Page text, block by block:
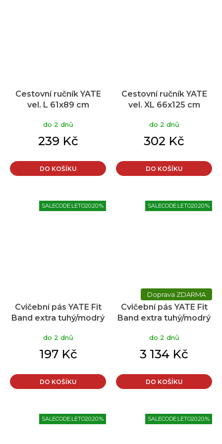
Cestovní ručník YATE
vel. L 61x89 cm
do 2 dnů
239 Kč
DO KOŠÍKU
Cestovní ručník YATE
vel. XL 66x125 cm
do 2 dnů
302 Kč
DO KOŠÍKU
SALECODE:LETO20:20:%
Cvičební pás YATE Fit
Band extra tuhý/modrý
do 2 dnů
197 Kč
DO KOŠÍKU
SALECODE:LETO20:20:%
ZDARMA
Cvičební pás YATE Fit
Band extra tuhý/modrý
do 2 dnů
3 134 Kč
DO KOŠÍKU
SALECODE:LETO20:20:% SALECODE:LETO20:20:%